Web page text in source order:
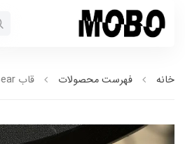
خانه فهرست محصولات قاب Bear باسن برجسته (کدC1613)